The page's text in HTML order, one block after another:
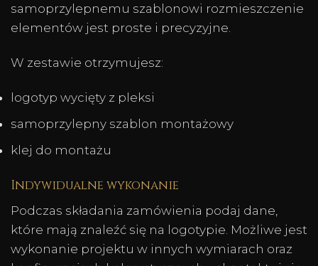
samoprzylepnemu szablonowi rozmieszczenie
elementów jest proste i precyzyjne.
W zestawie otrzymujesz:
logotyp wycięty z pleksi
samoprzylepny szablon montażowy
klej do montażu
Indywidualne wykonanie
Podczas składania zamówienia podaj dane,
które mają znaleźć się na logotypie. Możliwe jest
wykonanie projektu w innych wymiarach oraz